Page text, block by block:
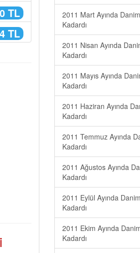
TL
TL
2011 Mart Ayında
Kadardı
2011 Nisan Ayında
Kadardı
2011 Mayıs Ayında
Kadardı
2011 Haziran Ayında
Kadardı
2011 Temmuz Ayında
Kadardı
2011 Ağustos Ayında
Kadardı
2011 Eylül Ayında
Kadardı
2011 Ekim Ayında
Kadardı